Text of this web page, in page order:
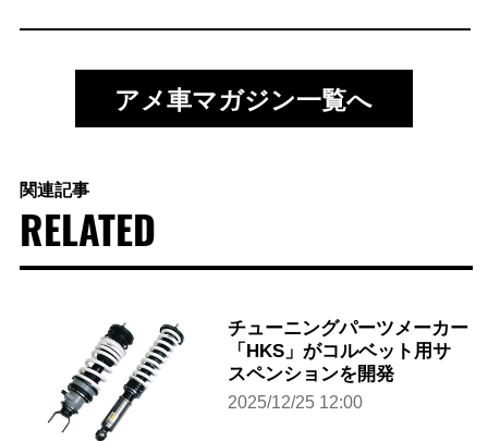
アメ車マガジン一覧へ
関連記事
RELATED
チューニングパーツメーカー
「HKS」がコルベット用サ
スペンションを開発
2025/12/25 12:00